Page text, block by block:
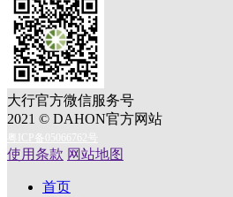
大行官方微信服务号
2021 © DAHON官方网站
粤ICP备05066762号
使用条款 网站地图
首页